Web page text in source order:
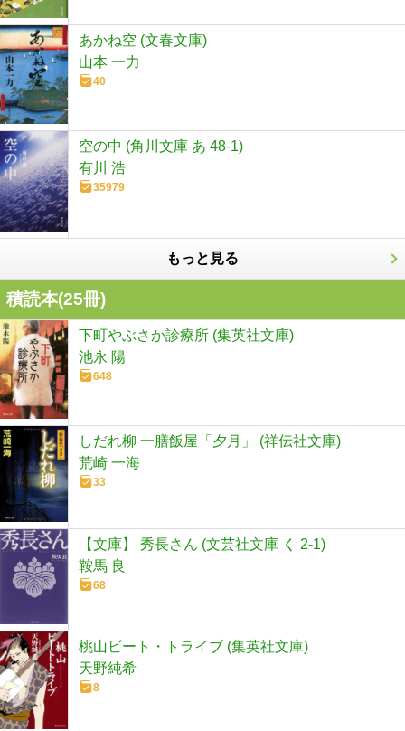
あかね空 (文春文庫)
山本 一力
40
空の中 (角川文庫 あ 48-1)
有川 浩
35979
もっと見る
積読本(25冊)
下町やぶさか診療所 (集英社文庫)
池永 陽
648
しだれ柳 一膳飯屋「夕月」 (祥伝社文庫)
荒崎 一海
33
【文庫】 秀長さん (文芸社文庫 く 2-1)
鞍馬 良
68
桃山ビート・トライブ (集英社文庫)
天野純希
8